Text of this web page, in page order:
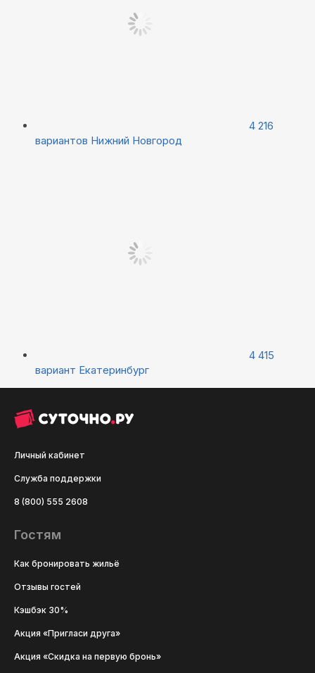
4 216
вариантов Нижний Новгород
4 415
вариант Екатеринбург
Личный кабинет
Служба поддержки
8 (800) 555 2608
Гостям
Как бронировать жильё
Отзывы гостей
Кэшбэк 30%
Акция «Пригласи друга»
Акция «Скидка на первую бронь»